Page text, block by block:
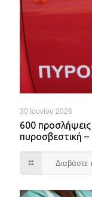
30 Ιουνίου 2026
600
πυροσβεστική –
Διαβάστε